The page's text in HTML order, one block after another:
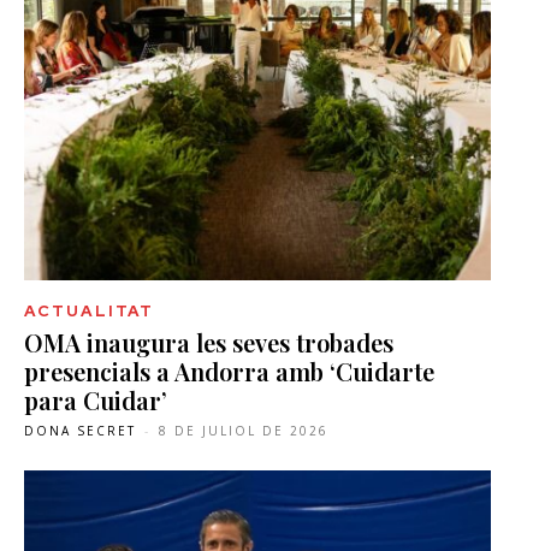
ACTUALITAT
OMA inaugura les seves trobades
presencials a Andorra amb ‘Cuidarte
para Cuidar’
DONA SECRET - 8 DE JULIOL DE 2026